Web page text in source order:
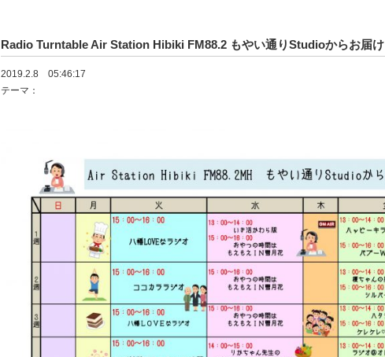
Radio Turntable Air Station Hibiki FM88.2 もやい通りStudioからお届け
2019.2.8 05:46:17
テーマ：